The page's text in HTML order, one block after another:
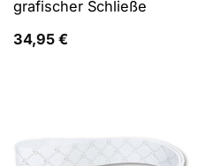
grafischer Schließe
34,95 €